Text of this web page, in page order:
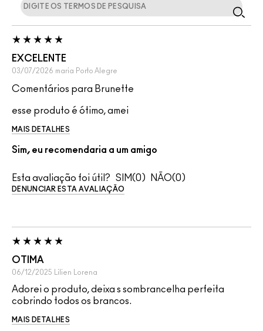
EXCELENTE
03/07/2026 maria Porto Alegre
Comentários para Brunette
esse produto é ótimo, amei
MAIS DETALHES
Sim, eu recomendaria a um amigo
Esta avaliação foi útil? 0 0
DENUNCIAR ESTA AVALIAÇÃO
OTIMA
06/12/2025 Lilien Lorena
Adorei o produto, deixa s sombrancelha perfeita
cobrindo todos os brancos.
MAIS DETALHES